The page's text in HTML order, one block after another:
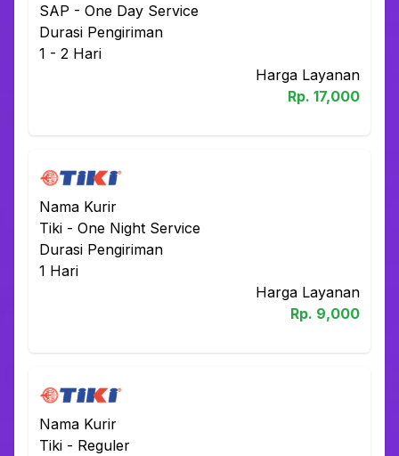
SAP - One Day Service
Durasi Pengiriman
1 - 2 Hari
Harga Layanan
Rp. 17,000
Nama Kurir
Tiki - One Night Service
Durasi Pengiriman
1 Hari
Harga Layanan
Rp. 9,000
Nama Kurir
Tiki - Reguler